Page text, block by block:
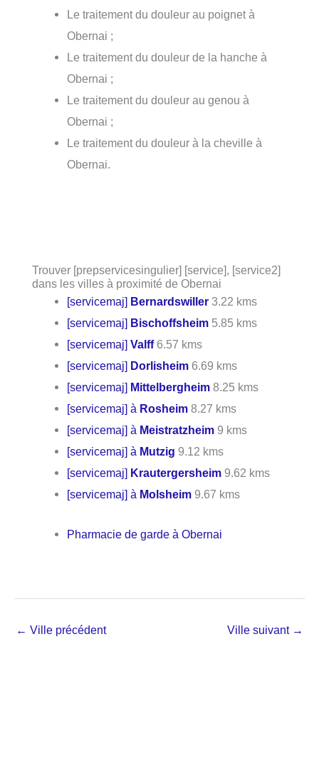
Le traitement du douleur au poignet à
Obernai ;
Le traitement du douleur de la hanche à
Obernai ;
Le traitement du douleur au genou à
Obernai ;
Le traitement du douleur à la cheville à
Obernai.
Trouver [prepservicesingulier] [service], [service2]
dans les villes à proximité de Obernai
[servicemaj] Bernardswiller 3.22 kms
[servicemaj] Bischoffsheim 5.85 kms
[servicemaj]Valff6.57 kms
[servicemaj] Dorlisheim 6.69 kms
[servicemaj] Mittelbergheim 8.25 kms
[servicemaj] à Rosheim 8.27 kms
[servicemaj] à Meistratzheim 9 kms
[servicemaj] à Mutzig 9.12 kms
[servicemaj] Krautergersheim 9.62 kms
[servicemaj] à Molsheim 9.67 kms
Pharmacie de garde à Obernai
← Ville précédent Ville suivant →